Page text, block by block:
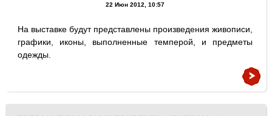
22 Июн 2012, 10:57
На выставке будут представлены произведения живописи,
графики, иконы, выполненные темперой, и предметы
одежды.